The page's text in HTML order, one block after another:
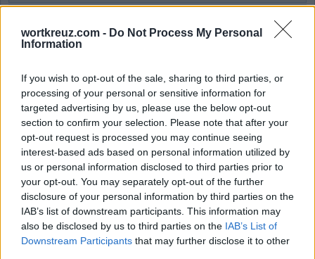
wortkreuz.com - Do Not Process My Personal
Information
If you wish to opt-out of the sale, sharing to third parties, or
processing of your personal or sensitive information for
targeted advertising by us, please use the below opt-out
section to confirm your selection. Please note that after your
opt-out request is processed you may continue seeing
interest-based ads based on personal information utilized by
us or personal information disclosed to third parties prior to
your opt-out. You may separately opt-out of the further
disclosure of your personal information by third parties on the
IAB’s list of downstream participants. This information may
also be disclosed by us to third parties on the IAB’s List of
Downstream Participants that may further disclose it to other
Wort Kreuz Level 1706
Wort Kreuz Level 1707
Wort Kreuz Level 1708
Wort Kreuz Level 1709
Wort Kreuz Level 1710
Wort Kreuz Level 1711
Wort Kreuz Level 1712
Wort Kreuz Level 1713
Wort Kreuz Level 1714
Wort Kreuz Level 1715
Wort Kreuz Level 1716
Wort Kreuz Level 1717